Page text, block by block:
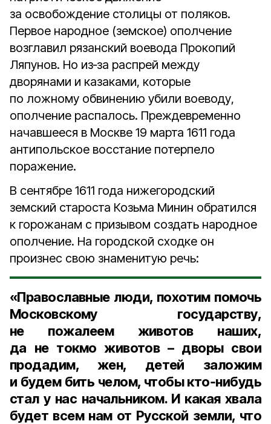
за освобождение столицы от поляков.
Первое народное (земское) ополчение
возглавил рязанский воевода Прокопий
Ляпунов. Но из‑за распрей между
дворянами и казаками, которые
по ложному обвинению убили воеводу,
ополчение распалось. Прежде­временно
начавшееся в Москве 19 марта 1611 года
антипольское восстание потерпело
поражение.
В сентябре 1611 года нижегородский
земский староста Козьма Минин обратился
к горожанам с призывом создать народное
ополчение. На городской сходке он
произнес свою знаменитую речь:
«Православные люди, похотим помочь
Московскому государству,
не пожалеем животов наших,
да не токмо животов – дворы свои
продадим, жен, детей заложим
и будем бить челом, чтобы кто‑нибудь
стал у нас начальником. И какая хвала
будет всем нам от Русской земли, что